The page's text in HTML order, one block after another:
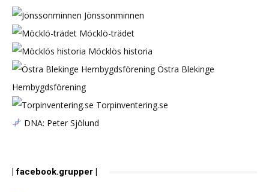
Jönssonminnen
Möcklö-trädet
Möcklös historia
Östra Blekinge
Hembygdsförening
Torpinventering.se
DNA: Peter Sjölund
| facebook.grupper |